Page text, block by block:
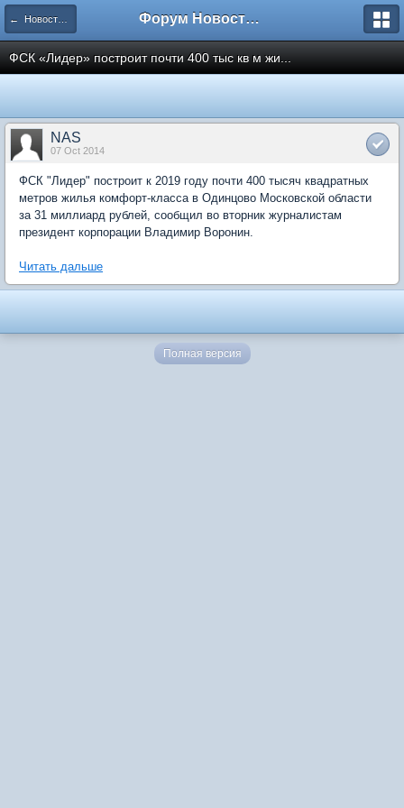
← Новости рынка недвижимости Форум Новостройки
ФСК «Лидер» построит почти 400 тыс кв м жи...
NAS
07 Oct 2014
ФСК "Лидер" построит к 2019 году почти 400 тысяч квадратных
метров жилья комфорт-класса в Одинцово Московской области
за 31 миллиард рублей, сообщил во вторник журналистам
президент корпорации Владимир Воронин.
Читать дальше
Полная версия